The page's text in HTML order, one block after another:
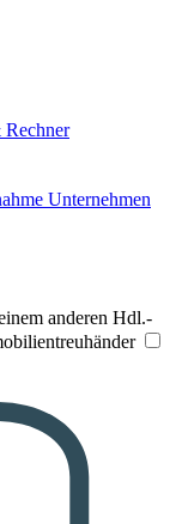
Unternehmen
anderen Hdl.-